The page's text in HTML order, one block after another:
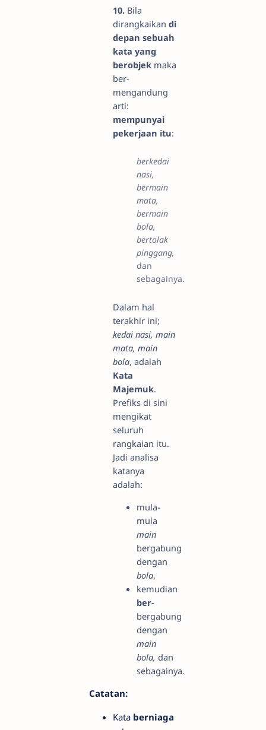
10. Bila
dirangkaikan di
depan sebuah
kata yang
berobjek maka
ber-
mengandung
arti:
mempunyai
pekerjaan itu:
berkedai
nasi,
bermain
mata,
bermain
bola,
bertolak
pinggang,
dan
sebagainya.
Dalam hal
terakhir ini;
kedai nasi, main
mata, main
bola, adalah
Kata
Majemuk.
Prefiks di sini
mengikat
seluruh
rangkaian itu.
Jadi analisa
katanya
adalah:
mula-
mula
main
bergabung
dengan
bola,
kemudian
ber-
bergabung
dengan
main
bola, dan
sebagainya.
Catatan:
Kata berniaga